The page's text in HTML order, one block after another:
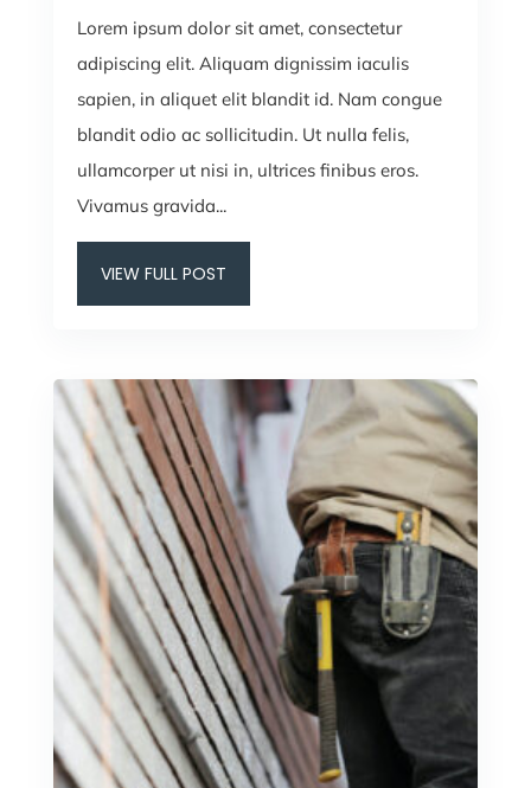
Lorem ipsum dolor sit amet, consectetur
adipiscing elit. Aliquam dignissim iaculis
sapien, in aliquet elit blandit id. Nam congue
blandit odio ac sollicitudin. Ut nulla felis,
ullamcorper ut nisi in, ultrices finibus eros.
Vivamus gravida...
VIEW FULL POST